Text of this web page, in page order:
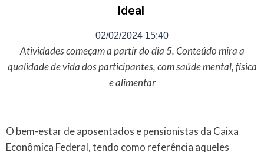
Ideal
02/02/2024 15:40
Atividades começam a partir do dia 5. Conteúdo mira a
qualidade de vida dos participantes, com saúde mental, física
e alimentar
O bem-estar de aposentados e pensionistas da Caixa
Econômica Federal, tendo como referência aqueles